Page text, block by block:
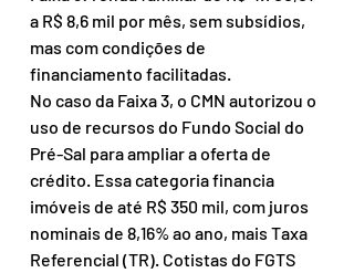
a R$ 8,6 mil por mês, sem subsídios,
mas com condições de
financiamento facilitadas.
No caso da Faixa 3, o CMN autorizou o
uso de recursos do Fundo Social do
Pré-Sal para ampliar a oferta de
crédito. Essa categoria financia
imóveis de até R$ 350 mil, com juros
nominais de 8,16% ao ano, mais Taxa
Referencial (TR). Cotistas do FGTS